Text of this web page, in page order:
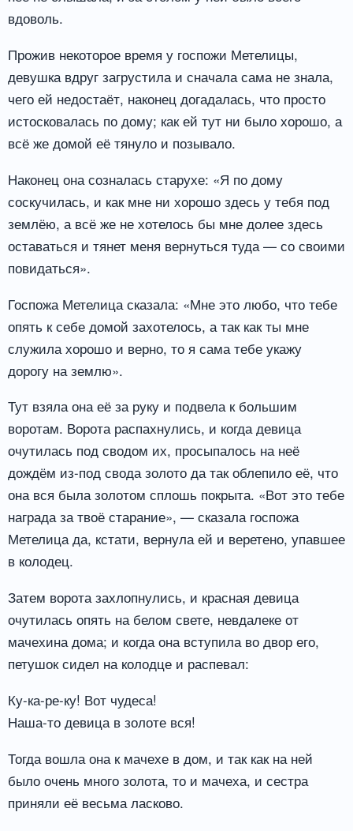
вдоволь.
Прожив некоторое время у госпожи Метелицы,
девушка вдруг загрустила и сначала сама не знала,
чего ей недостаёт, наконец догадалась, что просто
истосковалась по дому; как ей тут ни было хорошо, а
всё же домой её тянуло и позывало.
Наконец она созналась старухе: «Я по дому
соскучилась, и как мне ни хорошо здесь у тебя под
землёю, а всё же не хотелось бы мне долее здесь
оставаться и тянет меня вернуться туда — со своими
повидаться».
Госпожа Метелица сказала: «Мне это любо, что тебе
опять к себе домой захотелось, а так как ты мне
служила хорошо и верно, то я сама тебе укажу
дорогу на землю».
Тут взяла она её за руку и подвела к большим
воротам. Ворота распахнулись, и когда девица
очутилась под сводом их, просыпалось на неё
дождём из-под свода золото да так облепило её, что
она вся была золотом сплошь покрыта. «Вот это тебе
награда за твоё старание», — сказала госпожа
Метелица да, кстати, вернула ей и веретено, упавшее
в колодец.
Затем ворота захлопнулись, и красная девица
очутилась опять на белом свете, невдалеке от
мачехина дома; и когда она вступила во двор его,
петушок сидел на колодце и распевал:
Ку-ка-ре-ку! Вот чудеса!
Наша-то девица в золоте вся!
Тогда вошла она к мачехе в дом, и так как на ней
было очень много золота, то и мачеха, и сестра
приняли её весьма ласково.